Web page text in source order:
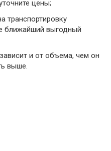
цены;
транспортировку
ближайший выгодный
и от объема, чем он
выше.